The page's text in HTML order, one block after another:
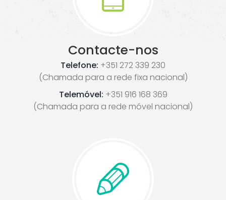
Contacte-nos
Telefone: +351 272 339 230
(Chamada para a rede fixa nacional)
Telemóvel: +351 916 168 369
(Chamada para a rede móvel nacional)